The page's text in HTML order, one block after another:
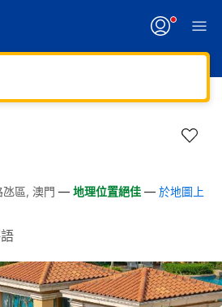
區, 澳門 — 地理位置絕佳 — 於地圖上